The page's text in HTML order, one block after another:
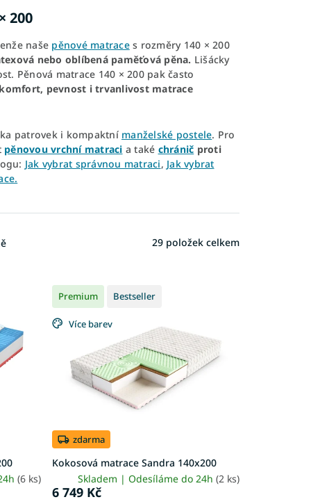
200
naše pěnové matraces rozměry 140 × 200
nebo oblíbená paměťová pěna. Lišácky
Pěnová matrace 140 × 200 pak často
pevnost i trvanlivost matrace
patrovek i kompaktní manželské postele. Pro
pěnovou vrchní matraci a také chránič proti
Jak vybrat správnou matraci, Jak vybrat
29 položek celkem
(6 ks)
Premium Bestseller
Více barev
zdarma
Kokosová matrace Sandra 140x200
Skladem | Odesíláme do 24h (2 ks)
6 749 Kč